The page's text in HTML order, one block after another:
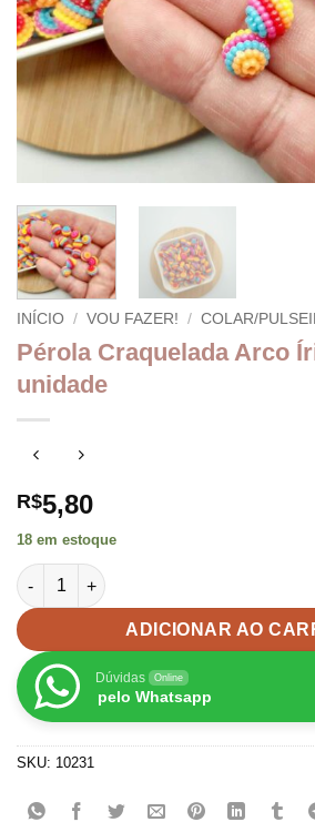
INÍCIO / VOU FAZER! / COLAR/
Pérola Craquelada Arco
unidade
R$5,80
18 em estoque
Pérola Craquelada Arco Íris 10mm -50
ADICIONAR AO
Dúvidas Online
pelo Whatsapp
SKU: 10231